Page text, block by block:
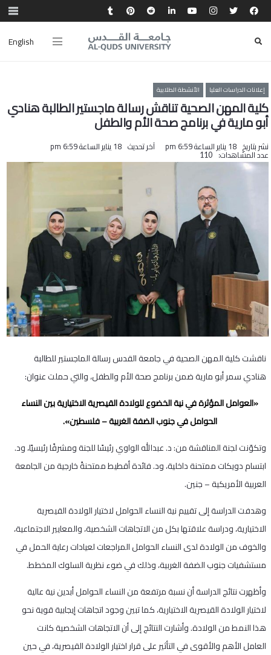
English
إعلانات الدراسات العليا الأنشطة الطلابية
كلية المهن الصحية تناقش رسالة ماجستير الطالبة هنادي
أبو مارية في برنامج صحة الأم والطفل
نشر بتاريخ 18 يناير الساعة 6:59 pm آخر تحديث 18 يناير الساعة 6:59 pm
عدد المشاهدات: 110
ناقشت كلية المهن الصحية في جامعة القدس رسالة الماجستير للطالبة
هنادي سمر أبو مارية ضمن برنامج صحة الأم والطفل، والتي حملت عنوان:
«العوامل المؤثرة في نية الخضوع للولادة القيصرية الاختيارية بين النساء
الحوامل في جنوب الضفة الغربية – فلسطين».
وتكوّنت لجنة المناقشة من: د. عبدالله الواوي رئيسًا للجنة ومشرفًا رئيسيًا، ود.
ابتسام دويكات ممتحنة داخلية، ود. فائدة أقطيط ممتحنةً خارجية من الجامعة
العربية الأمريكية – جنين.
وهدفت الدراسة إلى تقييم نية النساء الحوامل لاختيار الولادة القيصرية
الاختيارية، ودراسة علاقتها بكل من الاتجاهات الشخصية، والمعايير الاجتماعية،
والخوف من الولادة لدى النساء الحوامل المراجعات لعيادات رعاية الحمل في
مستشفيات جنوب الضفة الغربية، وذلك في ضوء نظرية السلوك المخطط.
وأظهرت نتائج الدراسة أن نسبة مرتفعة من النساء الحوامل أبدين نية عالية
لاختيار الولادة القيصرية الاختيارية، كما تبين وجود اتجاهات إيجابية قوية نحو
هذا النمط من الولادة. وأشارت النتائج إلى أن الاتجاهات الشخصية كانت
العامل الأهم والأقوى في التأثير على قرار اختيار الولادة القيصرية، في حين